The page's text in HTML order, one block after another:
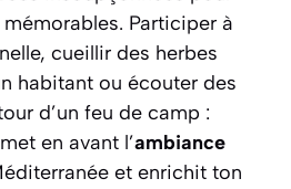
Participer à
cueillir des herbes
habitant ou écouter des
d’un feu de camp :
en avant l’ambiance
et enrichit ton